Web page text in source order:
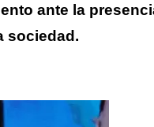
ante la
sociedad.